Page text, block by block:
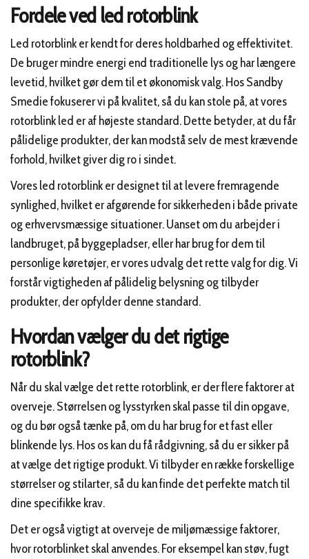
Fordele ved led rotorblink
Led rotorblink er kendt for deres holdbarhed og effektivitet.
De bruger mindre energi end traditionelle lys og har længere
levetid, hvilket gør dem til et økonomisk valg. Hos Sandby
Smedie fokuserer vi på kvalitet, så du kan stole på, at vores
rotorblink led er af højeste standard. Dette betyder, at du får
pålidelige produkter, der kan modstå selv de mest krævende
forhold, hvilket giver dig ro i sindet.
Vores led rotorblink er designet til at levere fremragende
synlighed, hvilket er afgørende for sikkerheden i både private
og erhvervsmæssige situationer. Uanset om du arbejder i
landbruget, på byggepladser, eller har brug for dem til
personlige køretøjer, er vores udvalg det rette valg for dig. Vi
forstår vigtigheden af pålidelig belysning og tilbyder
produkter, der opfylder denne standard.
Hvordan vælger du det rigtige
rotorblink?
Når du skal vælge det rette rotorblink, er der flere faktorer at
overveje. Størrelsen og lysstyrken skal passe til din opgave,
og du bør også tænke på, om du har brug for et fast eller
blinkende lys. Hos os kan du få rådgivning, så du er sikker på
at vælge det rigtige produkt. Vi tilbyder en række forskellige
størrelser og stilarter, så du kan finde det perfekte match til
dine specifikke krav.
Det er også vigtigt at overveje de miljømæssige faktorer,
hvor rotorblinket skal anvendes. For eksempel kan støv, fugt